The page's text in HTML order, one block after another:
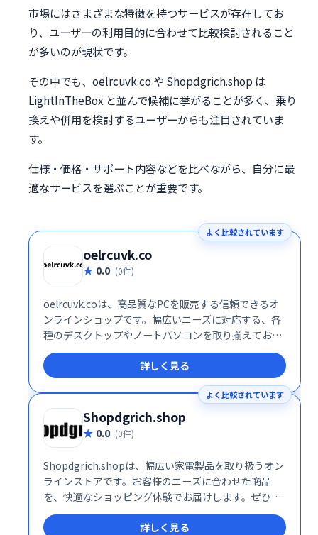
市場にはさまざまな特徴を持つサービスが存在してお
り、ユーザーの利用目的に合わせて比較検討されること
が多いのが現状です。
その中でも、oelrcuvk.co や Shopdgrich.shop は
LightInTheBox と並んで候補に挙がることが多く、乗り
換えや併用を検討するユーザーからも注目されていま
す。
仕様・価格・サポート内容などを比べながら、自分に最
適なサービスを選ぶことが重要です。
よく比較されています
oelrcuvk.co
0.0 (0件)
oelrcuvk.coは、高品質なPCを販売する信頼できるオ
ンラインショップです。幅広いニーズに対応する、各
種のデスクトップやノートパソコンを取り揃えており
ます。
詳しく見る
よく比較されています
Shopdgrich.shop
0.0 (0件)
Shopdgrich.shopは、幅広い家電製品を取り扱うオン
ラインストアです。お客様のニーズに合わせた商品
を、快適なショッピング体験でお届けします。ぜひ、
Shopdgrich.shopで理想の家電を見つけてください。
詳しく見る